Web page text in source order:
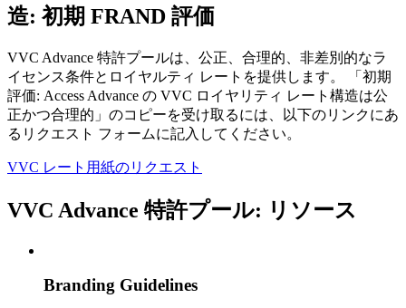
造: 初期 FRAND 評価
VVC Advance 特許プールは、公正、合理的、非差別的なラ
イセンス条件とロイヤルティ レートを提供します。 「初期
評価: Access Advance の VVC ロイヤリティ レート構造は公
正かつ合理的」のコピーを受け取るには、以下のリンクにあ
るリクエスト フォームに記入してください。
VVC レート用紙のリクエスト
VVC Advance 特許プール: リソース
Branding Guidelines